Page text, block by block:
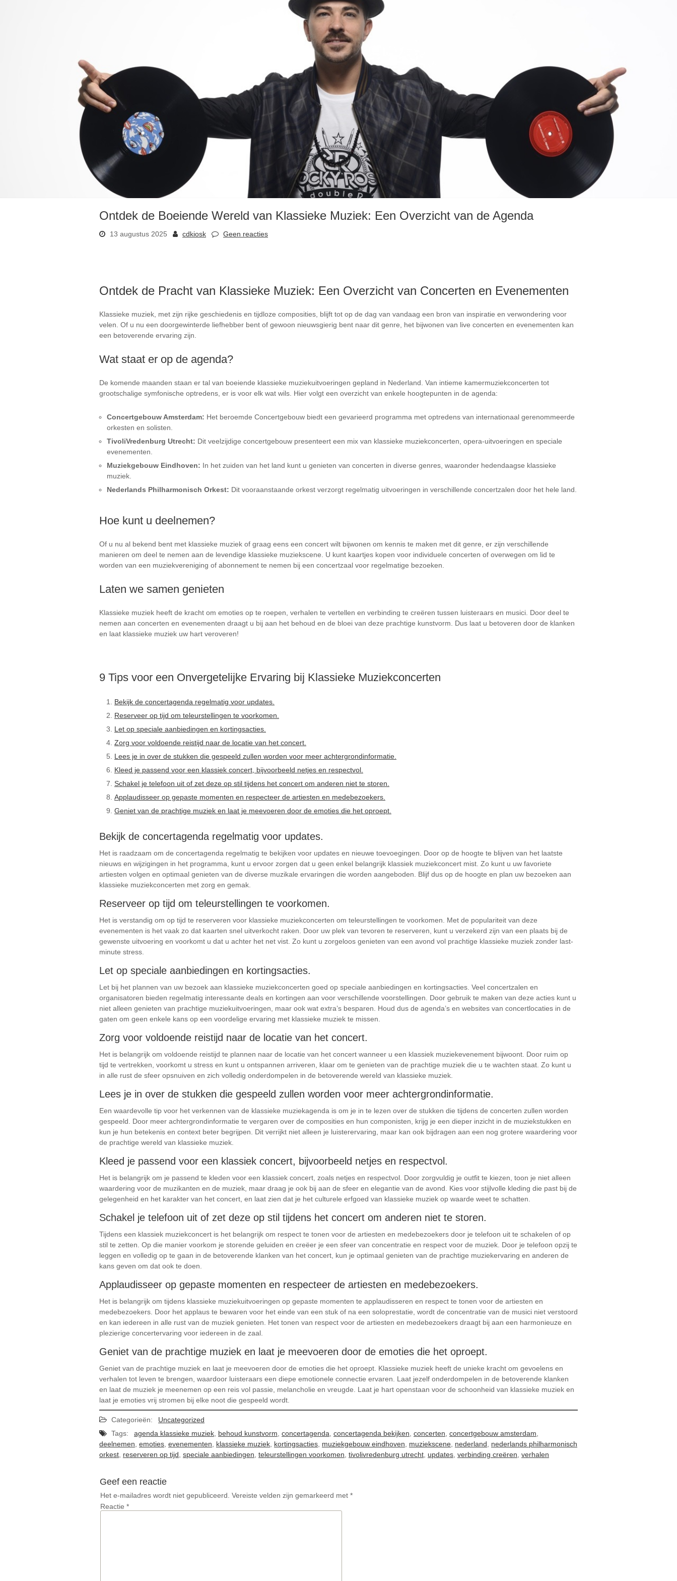
Ontdek de Boeiende Wereld van Klassieke Muziek: Een Overzicht van de Agenda
13 augustus 2025 cdkiosk Geen reacties
Ontdek de Pracht van Klassieke Muziek: Een Overzicht van Concerten en Evenementen
Klassieke muziek, met zijn rijke geschiedenis en tijdloze composities, blijft tot op de dag van vandaag een bron van inspiratie en verwondering voor
velen. Of u nu een doorgewinterde liefhebber bent of gewoon nieuwsgierig bent naar dit genre, het bijwonen van live concerten en evenementen kan
een betoverende ervaring zijn.
Wat staat er op de agenda?
De komende maanden staan er tal van boeiende klassieke muziekuitvoeringen gepland in Nederland. Van intieme kamermuziekconcerten tot
grootschalige symfonische optredens, er is voor elk wat wils. Hier volgt een overzicht van enkele hoogtepunten in de agenda:
Concertgebouw Amsterdam: Het beroemde Concertgebouw biedt een gevarieerd programma met optredens van internationaal gerenommeerde
orkesten en solisten.
TivoliVredenburg Utrecht: Dit veelzijdige concertgebouw presenteert een mix van klassieke muziekconcerten, opera-uitvoeringen en speciale
evenementen.
Muziekgebouw Eindhoven: In het zuiden van het land kunt u genieten van concerten in diverse genres, waaronder hedendaagse klassieke
muziek.
Nederlands Philharmonisch Orkest: Dit vooraanstaande orkest verzorgt regelmatig uitvoeringen in verschillende concertzalen door het hele land.
Hoe kunt u deelnemen?
Of u nu al bekend bent met klassieke muziek of graag eens een concert wilt bijwonen om kennis te maken met dit genre, er zijn verschillende
manieren om deel te nemen aan de levendige klassieke muziekscene. U kunt kaartjes kopen voor individuele concerten of overwegen om lid te
worden van een muziekvereniging of abonnement te nemen bij een concertzaal voor regelmatige bezoeken.
Laten we samen genieten
Klassieke muziek heeft de kracht om emoties op te roepen, verhalen te vertellen en verbinding te creëren tussen luisteraars en musici. Door deel te
nemen aan concerten en evenementen draagt u bij aan het behoud en de bloei van deze prachtige kunstvorm. Dus laat u betoveren door de klanken
en laat klassieke muziek uw hart veroveren!
9 Tips voor een Onvergetelijke Ervaring bij Klassieke Muziekconcerten
Bekijk de concertagenda regelmatig voor updates.
Reserveer op tijd om teleurstellingen te voorkomen.
Let op speciale aanbiedingen en kortingsacties.
Zorg voor voldoende reistijd naar de locatie van het concert.
Lees je in over de stukken die gespeeld zullen worden voor meer achtergrondinformatie.
Kleed je passend voor een klassiek concert, bijvoorbeeld netjes en respectvol.
Schakel je telefoon uit of zet deze op stil tijdens het concert om anderen niet te storen.
Applaudisseer op gepaste momenten en respecteer de artiesten en medebezoekers.
Geniet van de prachtige muziek en laat je meevoeren door de emoties die het oproept.
Bekijk de concertagenda regelmatig voor updates.
Het is raadzaam om de concertagenda regelmatig te bekijken voor updates en nieuwe toevoegingen. Door op de hoogte te blijven van het laatste
nieuws en wijzigingen in het programma, kunt u ervoor zorgen dat u geen enkel belangrijk klassiek muziekconcert mist. Zo kunt u uw favoriete
artiesten volgen en optimaal genieten van de diverse muzikale ervaringen die worden aangeboden. Blijf dus op de hoogte en plan uw bezoeken aan
klassieke muziekconcerten met zorg en gemak.
Reserveer op tijd om teleurstellingen te voorkomen.
Het is verstandig om op tijd te reserveren voor klassieke muziekconcerten om teleurstellingen te voorkomen. Met de populariteit van deze
evenementen is het vaak zo dat kaarten snel uitverkocht raken. Door uw plek van tevoren te reserveren, kunt u verzekerd zijn van een plaats bij de
gewenste uitvoering en voorkomt u dat u achter het net vist. Zo kunt u zorgeloos genieten van een avond vol prachtige klassieke muziek zonder last-
minute stress.
Let op speciale aanbiedingen en kortingsacties.
Let bij het plannen van uw bezoek aan klassieke muziekconcerten goed op speciale aanbiedingen en kortingsacties. Veel concertzalen en
organisatoren bieden regelmatig interessante deals en kortingen aan voor verschillende voorstellingen. Door gebruik te maken van deze acties kunt u
niet alleen genieten van prachtige muziekuitvoeringen, maar ook wat extra’s besparen. Houd dus de agenda’s en websites van concertlocaties in de
gaten om geen enkele kans op een voordelige ervaring met klassieke muziek te missen.
Zorg voor voldoende reistijd naar de locatie van het concert.
Het is belangrijk om voldoende reistijd te plannen naar de locatie van het concert wanneer u een klassiek muziekevenement bijwoont. Door ruim op
tijd te vertrekken, voorkomt u stress en kunt u ontspannen arriveren, klaar om te genieten van de prachtige muziek die u te wachten staat. Zo kunt u
in alle rust de sfeer opsnuiven en zich volledig onderdompelen in de betoverende wereld van klassieke muziek.
Lees je in over de stukken die gespeeld zullen worden voor meer achtergrondinformatie.
Een waardevolle tip voor het verkennen van de klassieke muziekagenda is om je in te lezen over de stukken die tijdens de concerten zullen worden
gespeeld. Door meer achtergrondinformatie te vergaren over de composities en hun componisten, krijg je een dieper inzicht in de muziekstukken en
kun je hun betekenis en context beter begrijpen. Dit verrijkt niet alleen je luisterervaring, maar kan ook bijdragen aan een nog grotere waardering voor
de prachtige wereld van klassieke muziek.
Kleed je passend voor een klassiek concert, bijvoorbeeld netjes en respectvol.
Het is belangrijk om je passend te kleden voor een klassiek concert, zoals netjes en respectvol. Door zorgvuldig je outfit te kiezen, toon je niet alleen
waardering voor de muzikanten en de muziek, maar draag je ook bij aan de sfeer en elegantie van de avond. Kies voor stijlvolle kleding die past bij de
gelegenheid en het karakter van het concert, en laat zien dat je het culturele erfgoed van klassieke muziek op waarde weet te schatten.
Schakel je telefoon uit of zet deze op stil tijdens het concert om anderen niet te storen.
Tijdens een klassiek muziekconcert is het belangrijk om respect te tonen voor de artiesten en medebezoekers door je telefoon uit te schakelen of op
stil te zetten. Op die manier voorkom je storende geluiden en creëer je een sfeer van concentratie en respect voor de muziek. Door je telefoon opzij te
leggen en volledig op te gaan in de betoverende klanken van het concert, kun je optimaal genieten van de prachtige muziekervaring en anderen de
kans geven om dat ook te doen.
Applaudisseer op gepaste momenten en respecteer de artiesten en medebezoekers.
Het is belangrijk om tijdens klassieke muziekuitvoeringen op gepaste momenten te applaudisseren en respect te tonen voor de artiesten en
medebezoekers. Door het applaus te bewaren voor het einde van een stuk of na een soloprestatie, wordt de concentratie van de musici niet verstoord
en kan iedereen in alle rust van de muziek genieten. Het tonen van respect voor de artiesten en medebezoekers draagt bij aan een harmonieuze en
plezierige concertervaring voor iedereen in de zaal.
Geniet van de prachtige muziek en laat je meevoeren door de emoties die het oproept.
Geniet van de prachtige muziek en laat je meevoeren door de emoties die het oproept. Klassieke muziek heeft de unieke kracht om gevoelens en
verhalen tot leven te brengen, waardoor luisteraars een diepe emotionele connectie ervaren. Laat jezelf onderdompelen in de betoverende klanken
en laat de muziek je meenemen op een reis vol passie, melancholie en vreugde. Laat je hart openstaan voor de schoonheid van klassieke muziek en
laat je emoties vrij stromen bij elke noot die gespeeld wordt.
Categorieën:
Uncategorized
Tags:
agenda klassieke muziek behoud kunstvorm concertagenda concertagenda bekijken concerten concertgebouw amsterdam
deelnemen emoties evenementen klassieke muziek kortingsacties muziekgebouw eindhoven muziekscene nederland
nederlands philharmonisch
orkest reserveren op tijd speciale aanbiedingen teleurstellingen voorkomen tivolivredenburg utrecht updates verbinding creëren verhalen
Geef een reactie
Het e-mailadres wordt niet gepubliceerd. Vereiste velden zijn gemarkeerd met *
Reactie *